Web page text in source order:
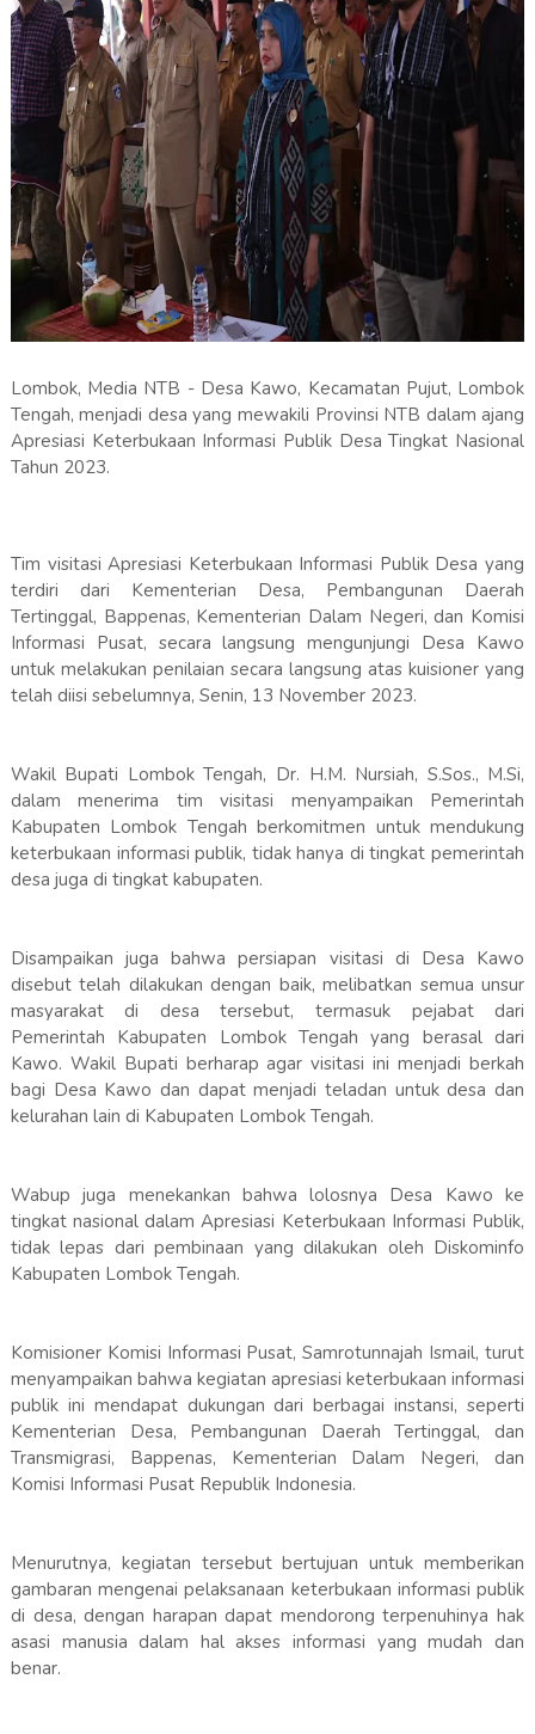
Lombok, Media NTB - Desa Kawo, Kecamatan Pujut, Lombok
Tengah, menjadi desa yang mewakili Provinsi NTB dalam ajang
Apresiasi Keterbukaan Informasi Publik Desa Tingkat Nasional
Tahun 2023.
Tim visitasi Apresiasi Keterbukaan Informasi Publik Desa yang
terdiri dari Kementerian Desa, Pembangunan Daerah
Tertinggal, Bappenas, Kementerian Dalam Negeri, dan Komisi
Informasi Pusat, secara langsung mengunjungi Desa Kawo
untuk melakukan penilaian secara langsung atas kuisioner yang
telah diisi sebelumnya, Senin, 13 November 2023.
Wakil Bupati Lombok Tengah, Dr. H.M. Nursiah, S.Sos., M.Si,
dalam menerima tim visitasi menyampaikan Pemerintah
Kabupaten Lombok Tengah berkomitmen untuk mendukung
keterbukaan informasi publik, tidak hanya di tingkat pemerintah
desa juga di tingkat kabupaten.
Disampaikan juga bahwa persiapan visitasi di Desa Kawo
disebut telah dilakukan dengan baik, melibatkan semua unsur
masyarakat di desa tersebut, termasuk pejabat dari
Pemerintah Kabupaten Lombok Tengah yang berasal dari
Kawo. Wakil Bupati berharap agar visitasi ini menjadi berkah
bagi Desa Kawo dan dapat menjadi teladan untuk desa dan
kelurahan lain di Kabupaten Lombok Tengah.
Wabup juga menekankan bahwa lolosnya Desa Kawo ke
tingkat nasional dalam Apresiasi Keterbukaan Informasi Publik,
tidak lepas dari pembinaan yang dilakukan oleh Diskominfo
Kabupaten Lombok Tengah.
Komisioner Komisi Informasi Pusat, Samrotunnajah Ismail, turut
menyampaikan bahwa kegiatan apresiasi keterbukaan informasi
publik ini mendapat dukungan dari berbagai instansi, seperti
Kementerian Desa, Pembangunan Daerah Tertinggal, dan
Transmigrasi, Bappenas, Kementerian Dalam Negeri, dan
Komisi Informasi Pusat Republik Indonesia.
Menurutnya, kegiatan tersebut bertujuan untuk memberikan
gambaran mengenai pelaksanaan keterbukaan informasi publik
di desa, dengan harapan dapat mendorong terpenuhinya hak
asasi manusia dalam hal akses informasi yang mudah dan
benar.